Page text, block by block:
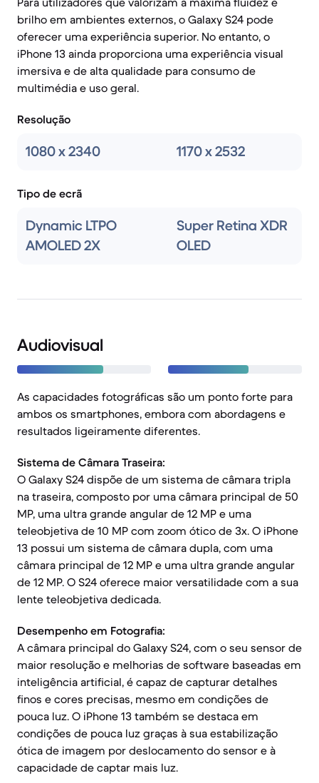
brilho em ambientes externos, o Galaxy S24 pode
oferecer uma experiência superior. No entanto, o
iPhone 13 ainda proporciona uma experiência visual
imersiva e de alta qualidade para consumo de
multimédia e uso geral.
Resolução
1080 x 2340 1170 x 2532
Tipo de ecrã
Dynamic LTPO
AMOLED 2X
Super Retina XDR
OLED
Audiovisual
As capacidades fotográficas são um ponto forte para
ambos os smartphones, embora com abordagens e
resultados ligeiramente diferentes.
Sistema de Câmara Traseira:
O Galaxy S24 dispõe de um sistema de câmara tripla
na traseira, composto por uma câmara principal de 50
MP, uma ultra grande angular de 12 MP e uma
teleobjetiva de 10 MP com zoom ótico de 3x. O iPhone
13 possui um sistema de câmara dupla, com uma
câmara principal de 12 MP e uma ultra grande angular
de 12 MP. O S24 oferece maior versatilidade com a sua
lente teleobjetiva dedicada.
Desempenho em Fotografia:
A câmara principal do Galaxy S24, com o seu sensor de
maior resolução e melhorias de software baseadas em
inteligência artificial, é capaz de capturar detalhes
finos e cores precisas, mesmo em condições de
pouca luz. O iPhone 13 também se destaca em
condições de pouca luz graças à sua estabilização
ótica de imagem por deslocamento do sensor e à
capacidade de captar mais luz.